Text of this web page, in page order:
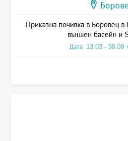
Приказна почивка в Боровец в
външен басейн и
Дата: 13.03 - 30.09